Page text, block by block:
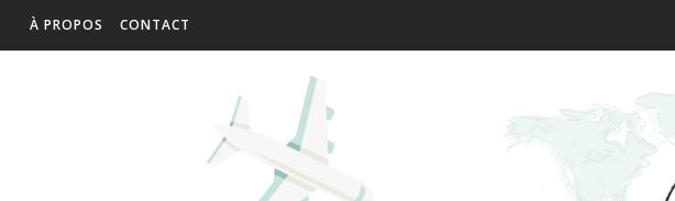
À PROPOS CONTACT